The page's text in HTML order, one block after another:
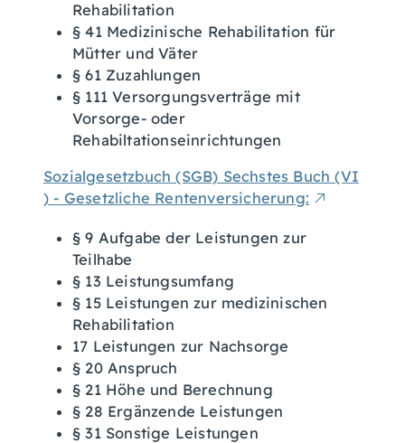
Rehabilitation
§ 41 Medizinische Rehabilitation für
Mütter und Väter
§ 61 Zuzahlungen
§ 111 Versorgungsverträge mit
Vorsorge- oder
Rehabiltationseinrichtungen
Sozialgesetzbuch (SGB) Sechstes Buch (VI
) - Gesetzliche Rentenversicherung:
§ 9 Aufgabe der Leistungen zur
Teilhabe
§ 13 Leistungsumfang
§ 15 Leistungen zur medizinischen
Rehabilitation
17 Leistungen zur Nachsorge
§ 20 Anspruch
§ 21 Höhe und Berechnung
§ 28 Ergänzende Leistungen
§ 31 Sonstige Leistungen